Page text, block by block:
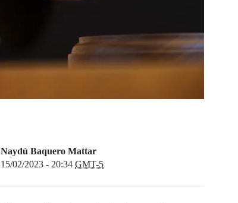
Naydú Baquero Mattar
15/02/2023 - 20:34 GMT-5